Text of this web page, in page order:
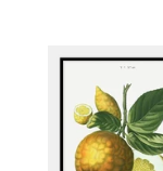
citrusfrugt